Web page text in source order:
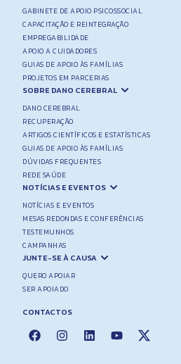
GABINETE DE APOIO PSICOSSOCIAL
CAPACITAÇÃO E REINTEGRAÇÃO
EMPREGABILIDADE
APOIO A CUIDADORES
GUIAS DE APOIO ÀS FAMÍLIAS
PROJETOS EM PARCERIAS
SOBRE DANO CEREBRAL
DANO CEREBRAL
RECUPERAÇÃO
ARTIGOS CIENTÍFICOS E ESTATÍSTICAS
GUIAS DE APOIO ÀS FAMÍLIAS
DÚVIDAS FREQUENTES
REDE SAÚDE
NOTÍCIAS E EVENTOS
NOTÍCIAS E EVENTOS
MESAS REDONDAS E CONFERÊNCIAS
TESTEMUNHOS
CAMPANHAS
JUNTE-SE À CAUSA
QUERO APOIAR
SER APOIADO
CONTACTOS